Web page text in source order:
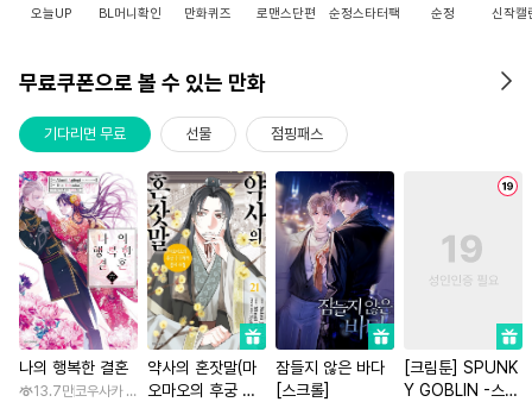
오늘UP BL머니확인 만화퀴즈 로맨스단편 순정스타터팩 순정 신작캘
무료쿠폰으로 볼 수 있는 만화
기다리면 무료 선물 점핑패스
나의 행복한 결혼
13.7만코우사카 리토 / 아기토기 아쿠미
약사의 혼잣말(마
오마오의 후궁 수
잠들지 않은 바다
[스크롤]
[크림툰] SPUNK
Y GOBLIN -스펑